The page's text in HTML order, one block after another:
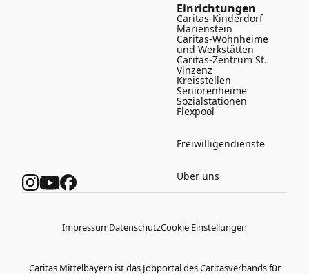
Einrichtungen
Caritas-Kinderdorf
Marienstein
Caritas-Wohnheime
und Werkstätten
Caritas-Zentrum St.
Vinzenz
Kreisstellen
Seniorenheime
Sozialstationen
Flexpool
Freiwilligendienste
Über uns
ImpressumDatenschutzCookie Einstellungen
Caritas Mittelbayern ist das Jobportal des Caritasverbands für